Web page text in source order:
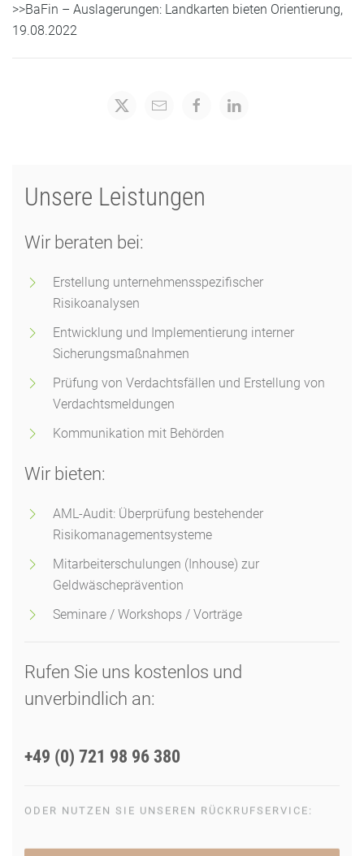
>>BaFin – Auslagerungen: Landkarten bieten Orientierung,
19.08.2022
Unsere Leistungen
Wir beraten bei:
Erstellung unternehmensspezifischer
Risikoanalysen
Entwicklung und Implementierung interner
Sicherungsmaßnahmen
Prüfung von Verdachtsfällen und Erstellung von
Verdachtsmeldungen
Kommunikation mit Behörden
Wir bieten:
AML-Audit: Überprüfung bestehender
Risikomanagementsysteme
Mitarbeiterschulungen (Inhouse) zur
Geldwäscheprävention
Seminare / Workshops / Vorträge
Rufen Sie uns kostenlos und
unverbindlich an:
+49 (0) 721 98 96 380
ODER NUTZEN SIE UNSEREN RÜCKRUFSERVICE:
RÜCKRUF ANFORDERN